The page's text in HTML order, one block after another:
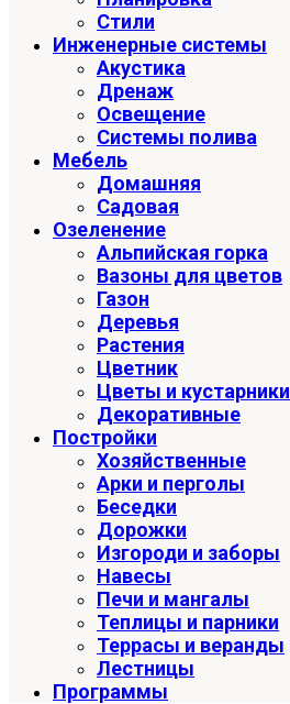
Стили
Инженерные системы
Акустика
Дренаж
Освещение
Системы полива
Мебель
Домашняя
Садовая
Озеленение
Альпийская горка
Вазоны для цветов
Газон
Деревья
Растения
Цветник
Цветы и кустарники
Декоративные
Постройки
Хозяйственные
Арки и перголы
Беседки
Дорожки
Изгороди и заборы
Навесы
Печи и мангалы
Теплицы и парники
Террасы и веранды
Лестницы
Программы